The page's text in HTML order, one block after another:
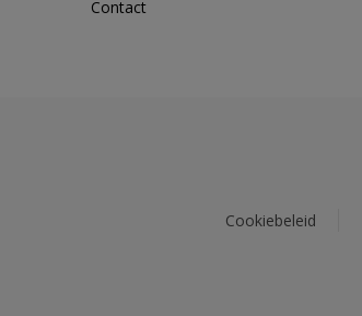
Contact
Cookiebeleid